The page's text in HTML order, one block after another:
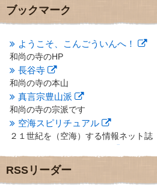
2012年11月(7)
2012年10月
2012年8月
(9)
2012年7月(10)
2012年6月
2012年5月(16)
2012年4月 (16)
2012年3月(17)
2012年2月(20)
2012年1月(25)
2011年11月(28)
2011年10月(31)
2011年9月(24)
ブックマーク
ようこそ、こんごういんへ！
和尚の寺のHP
長谷寺
和尚の寺の本山
真言宗豊山派
和尚の寺の宗派です
空海スピリチュアル
２１世紀を（空海）する情報ネット誌
地域のライターさんです
小豆島 圓満寺
RSSリーダー